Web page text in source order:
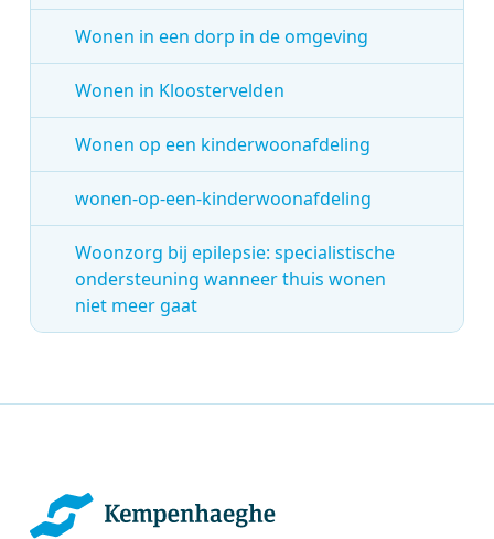
Wonen in een dorp in de omgeving
Wonen in Kloostervelden
Wonen op een kinderwoonafdeling
wonen-op-een-kinderwoonafdeling
Woonzorg bij epilepsie: specialistische
ondersteuning wanneer thuis wonen
niet meer gaat